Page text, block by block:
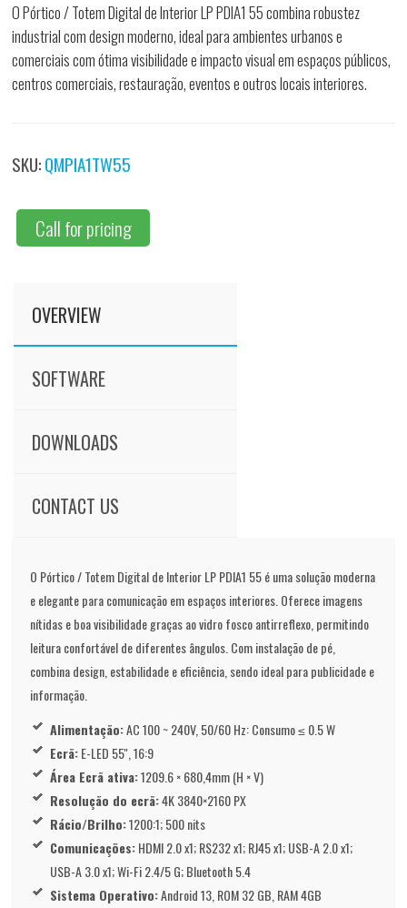
O Pórtico / Totem Digital de Interior LP PDIA1 55 combina robustez
industrial com design moderno, ideal para ambientes urbanos e
comerciais com ótima visibilidade e impacto visual em espaços públicos,
centros comerciais, restauração, eventos e outros locais interiores.
SKU:QMPIA1TW55
Call for pricing
OVERVIEW
SOFTWARE
DOWNLOADS
CONTACT US
O Pórtico / Totem Digital de Interior LP PDIA1 55 é uma solução moderna
e elegante para comunicação em espaços interiores. Oferece imagens
nítidas e boa visibilidade graças ao vidro fosco antirreflexo, permitindo
leitura confortável de diferentes ângulos. Com instalação de pé,
combina design, estabilidade e eficiência, sendo ideal para publicidade e
informação.
Alimentação:AC 100 ~ 240V, 50/60 Hz: Consumo ≤ 0.5 W
Ecrã:E-LED 55'', 16:9
Área Ecrã ativa:1209.6 × 680,4mm (H × V)
Resolução do ecrã:4K 3840×2160 PX
Rácio/Brilho:1200:1; 500 nits
Comunicações:HDMI 2.0 x1; RS232 x1; RJ45 x1; USB-A 2.0 x1;
USB-A 3.0 x1; Wi-Fi 2.4/5 G; Bluetooth 5.4
Sistema Operativo:Android 13, ROM 32 GB, RAM 4GB